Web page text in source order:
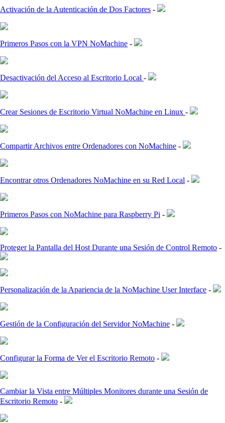
Activación de la Autenticación de Dos Factores -
Primeros Pasos con la VPN NoMachine -
Desactivación del Acceso al Escritorio Local -
Crear Sesiones de Escritorio Virtual NoMachine en Linux -
Compartir Archivos entre Ordenadores con NoMachine -
Encontrar otros Ordenadores NoMachine en su Red Local -
Primeros Pasos con NoMachine para Raspberry Pi -
Proteger la Pantalla del Host Durante una Sesión de Control Remoto -
Personalización de la Apariencia de la NoMachine User Interface -
Gestión de la Configuración del Servidor NoMachine -
Configurar la Forma de Ver el Escritorio Remoto -
Cambiar la Vista entre Múltiples Monitores durante una Sesión de
Escritorio Remoto -